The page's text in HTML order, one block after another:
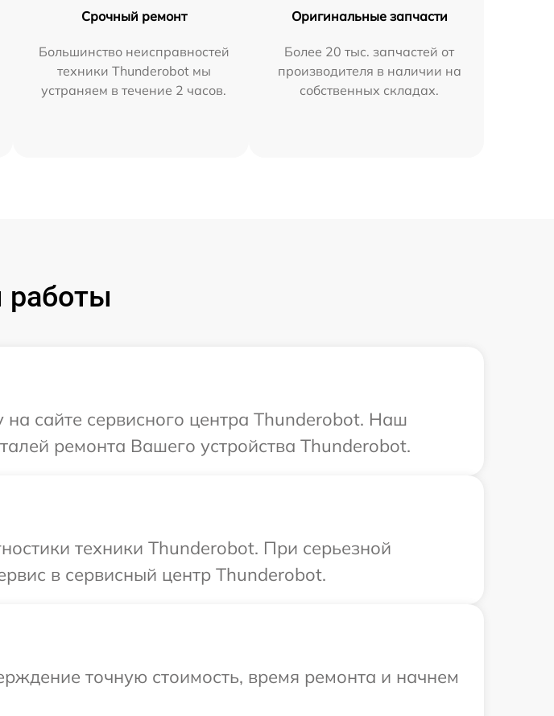
Срочный ремонт
Большинство неисправностей
техники Thunderobot мы
устраняем в течение 2 часов.
Оригинальные запчасти
Более 20 тыс. запчастей от
производителя в наличии на
собственных складах.
сайте сервисного центра Thunderobot. Наш
ремонта Вашего устройства Thunderobot.
техники Thunderobot. При серьезной
в сервисный центр Thunderobot.
точную стоимость, время ремонта и начнем